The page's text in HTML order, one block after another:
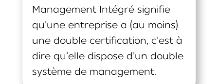
Management Intégré signifie
qu’une entreprise a (au moins)
une double certification, c’est à
dire qu’elle dispose d’un double
système de management.